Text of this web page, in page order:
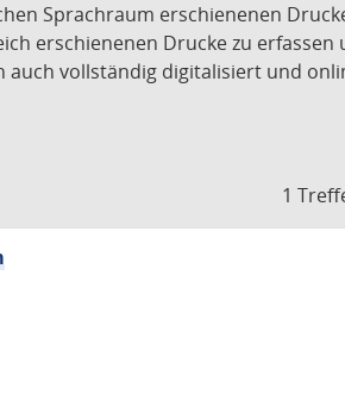
Sprachraum erschienenen
erschienenen Drucke zu
vollständig digitalisiert und
1